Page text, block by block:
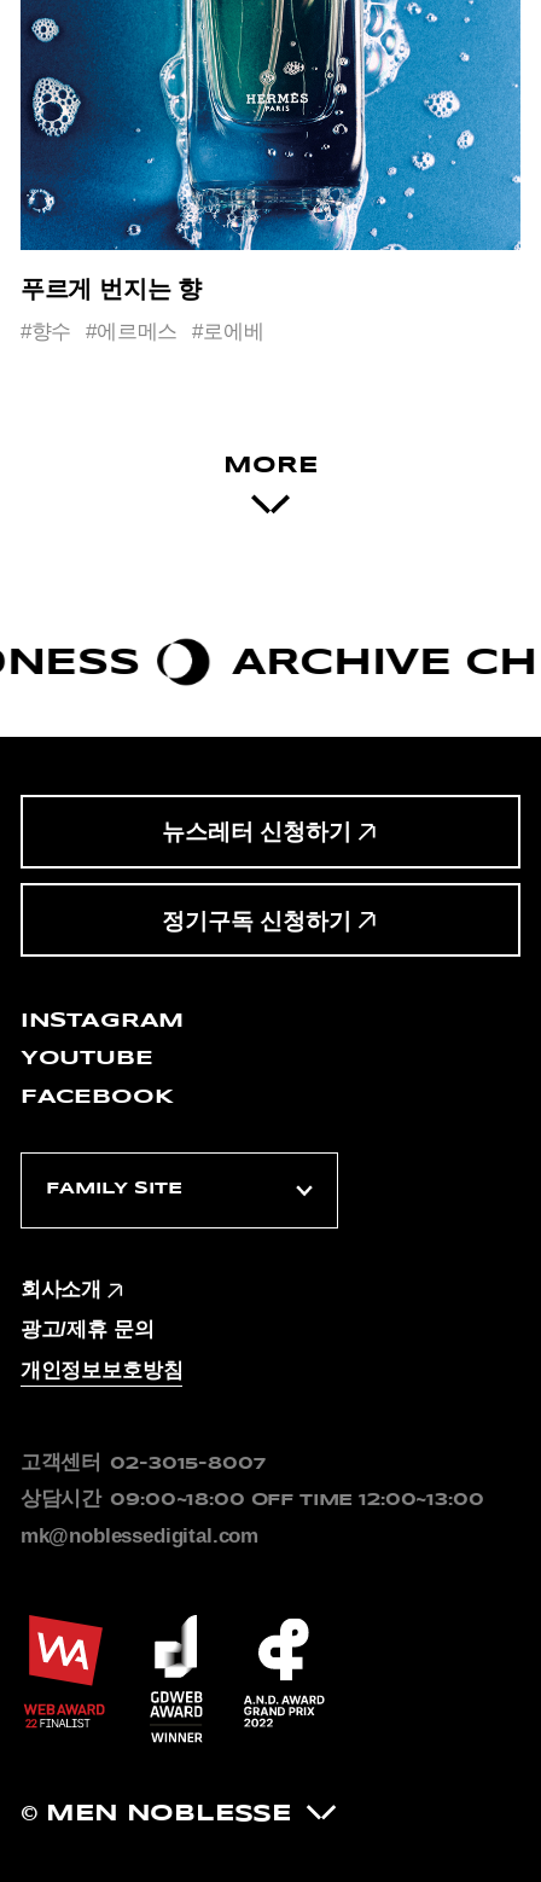
푸르게 번지는 향
#향수 #에르메스 #로에베
MORE
ARCHIVE CHIC
뉴스레터 신청하기
정기구독 신청하기
INSTAGRAM
YOUTUBE
FACEBOOK
회사소개
광고/제휴 문의
개인정보보호방침
고객센터 02-3015-8007
상담시간 09:00~18:00 OFF TIME 12:00~13:00
mk@noblessedigital.com
© MEN NOBLESSE